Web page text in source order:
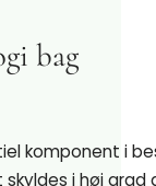
bag
komponent i
i høj grad